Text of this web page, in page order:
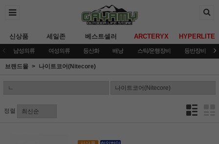
신상품 세일존 베스트셀러 ARCTERYX HYPERLITE
남성의류 여성의류 등산화 배낭 스틱/운행장비 등반장비
브랜드몰 나이트코어(Nitecore)
정렬